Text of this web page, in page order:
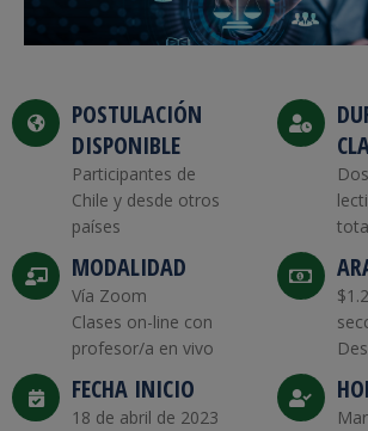
POSTULACIÓN
DISPONIBLE
Participantes de
Chile y desde otros
países
MODALIDAD
Vía Zoom
Clases on-line con
profesor/a en vivo
FECHA INICIO
18 de abril de 2023